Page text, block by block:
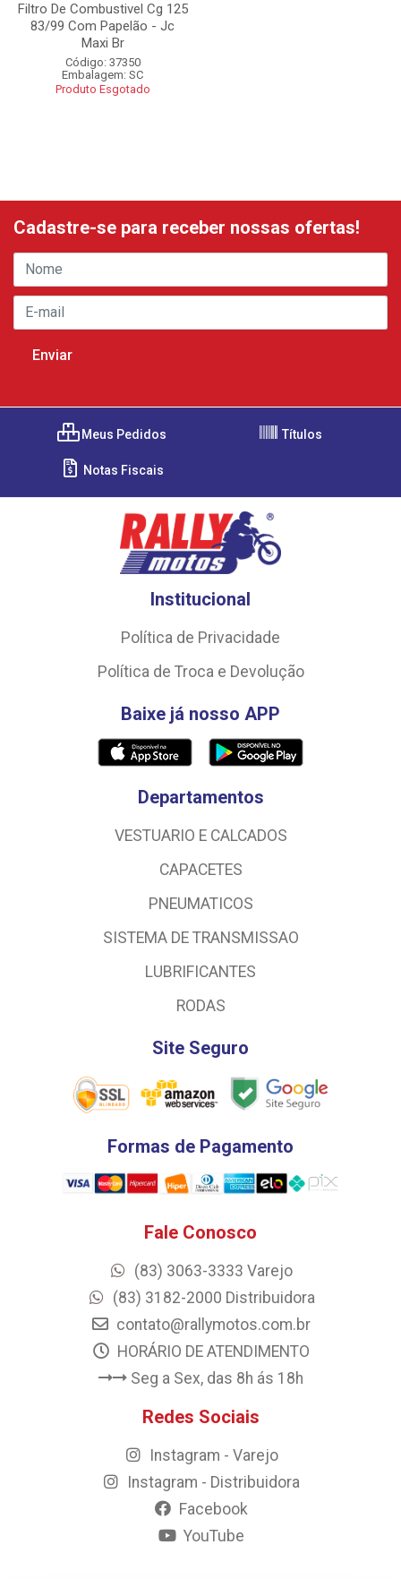
Filtro De Combustivel Cg 125
83/99 Com Papelão - Jc
Maxi Br
Código: 37350
Embalagem: SC
Produto Esgotado
Cadastre-se para receber nossas ofertas!
Meus Pedidos Títulos
Notas Fiscais
Institucional
Política de Privacidade
Política de Troca e Devolução
Baixe já nosso APP
Departamentos
VESTUARIO E CALCADOS
CAPACETES
PNEUMATICOS
SISTEMA DE TRANSMISSAO
LUBRIFICANTES
RODAS
Site Seguro
Formas de Pagamento
Fale Conosco
(83) 3063-3333 Varejo
(83) 3182-2000 Distribuidora
contato@rallymotos.com.br
HORÁRIO DE ATENDIMENTO
Seg a Sex, das 8h ás 18h
Redes Sociais
Instagram - Varejo
Instagram - Distribuidora
Facebook
YouTube